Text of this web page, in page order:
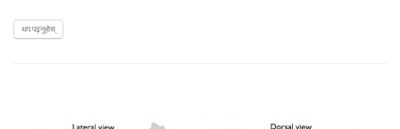
थप पढ्नुहोस्